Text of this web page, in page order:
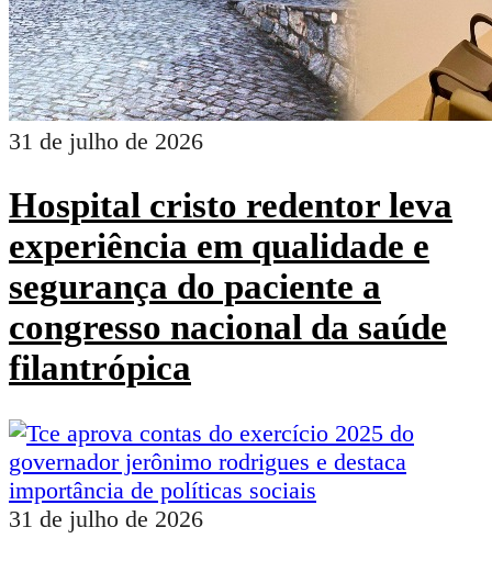
31 de julho de 2026
Hospital cristo redentor leva
experiência em qualidade e
segurança do paciente a
congresso nacional da saúde
filantrópica
31 de julho de 2026